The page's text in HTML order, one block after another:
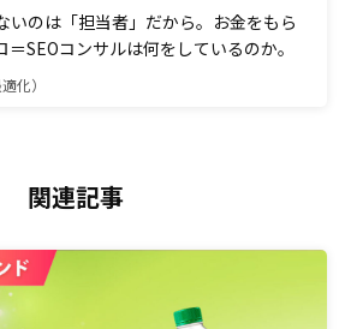
いのは「担当者」だから。お金をもら
＝SEOコンサルは何をしているのか。
化）
関連記事